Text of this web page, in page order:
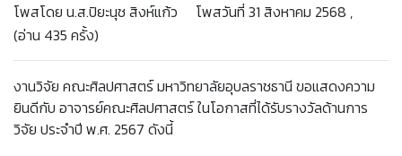
โพสโดย น.ส.ปิยะนุช สิงห์แก้ว โพสวันที่ 31 สิงหาคม 2568 ,
(อ่าน 435 ครั้ง)
งานวิจัย คณะศิลปศาสตร์ มหาวิทยาลัยอุบลราชธานี ขอแสดงความ
ยินดีกับ อาจารย์คณะศิลปศาสตร์ ในโอกาสที่ได้รับรางวัลด้านการ
วิจัย ประจำปี พ.ศ. 2567 ดังนี้